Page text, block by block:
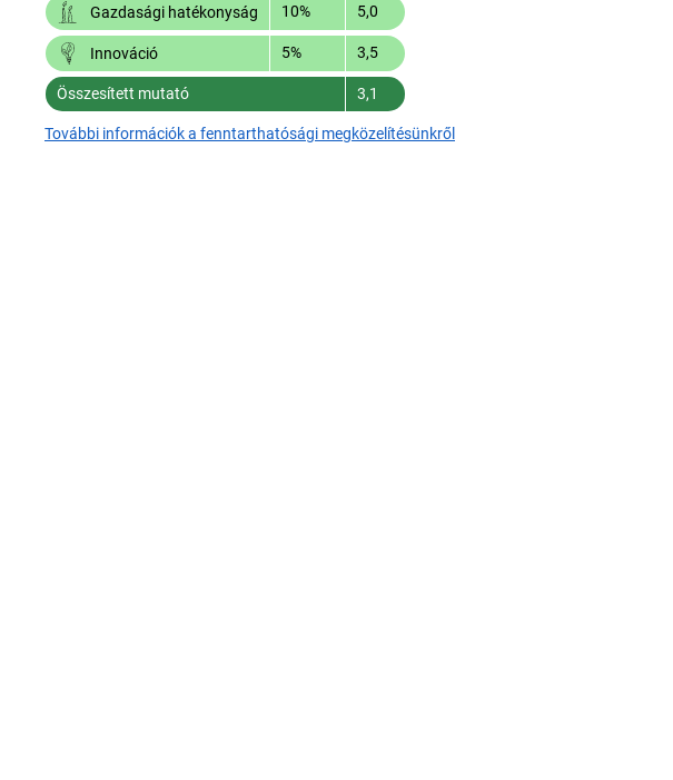
Gazdasági hatékonyság 10% 5,0
Innováció 5% 3,5
Összesített mutató 3,1
További információk a fenntarthatósági megközelítésünkről